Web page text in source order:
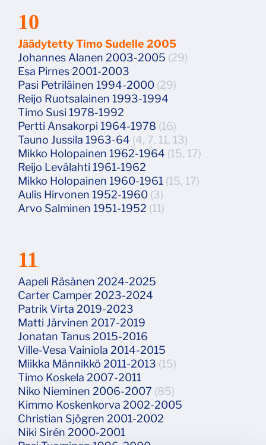
10
Jäädytetty Timo Sudelle 2005
Johannes Alanen 2003-2005 (29)
Esa Pirnes 2001-2003
Pasi Petriläinen 1994-2000 (29)
Reijo Ruotsalainen 1993-1994
Timo Susi 1978-1992
Pertti Ansakorpi 1964-1978 (16)
Tauno Jussila 1963-64 (4, 7, 11, 13)
Mikko Holopainen 1962-1964 (15, 17)
Reijo Levälahti 1961-1962
Mikko Holopainen 1960-1961 (15, 17)
Aulis Hirvonen 1952-1960 (3)
Arvo Salminen 1951-1952 (11)
11
Aapeli Räsänen 2024-2025
Carter Camper 2023-2024
Patrik Virta 2019-2023
Matti Järvinen 2017-2019
Jonatan Tanus 2015-2016
Ville-Vesa Vainiola 2014-2015
Miikka Männikkö 2011-2013 (15)
Timo Koskela 2007-2011
Niko Nieminen 2006-2007 (85)
Kimmo Koskenkorva 2002-2005
Christian Sjögren 2001-2002
Niki Sirén 2000-2001